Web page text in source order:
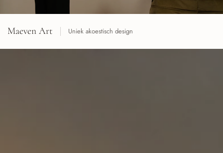
Maeven Art Uniek akoestisch design